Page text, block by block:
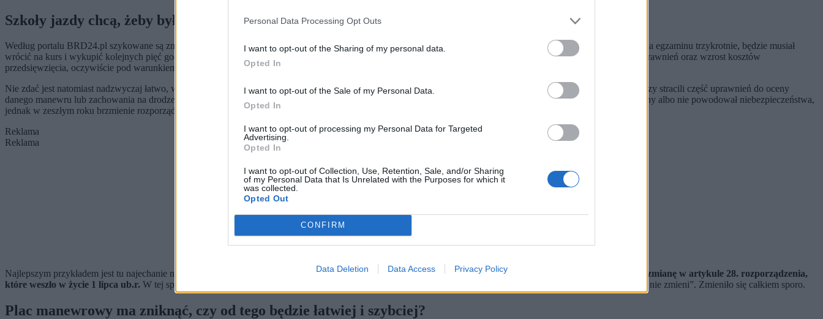
Personal Data Processing Opt Outs
I want to opt-out of the Sharing of my personal data.
Opted In
I want to opt-out of the Sale of my Personal Data.
Opted In
I want to opt-out of processing my Personal Data for Targeted
Advertising.
Opted In
I want to opt-out of Collection, Use, Retention, Sale, and/or Sharing
of my Personal Data that Is Unrelated with the Purposes for which it
was collected.
Opted Out
CONFIRM
Data Deletion Data Access Privacy Policy
Szkoły jazdy chcą, żeby było trudniej
Według portalu BRD24.pl szykowane są zmiany ze strony Ministerstwa Infrastruktury, niewątpliwie inspirowane naciskiem właścicieli szkół jazdy. Jeśli kursant nie zda egzaminu trzykrotnie, będzie musiał
wrócić na kurs i wykupić kolejnych pięć godzin jazdy – lub jakąś inną ich liczbę, w każdym razie skutkiem nowych przepisów będzie wydłużenie czasu uzyskania uprawnień oraz wzrost kosztów
przedsięwzięcia, oczywiście pod warunkiem, że ktoś nie zda.
Nie zdać jest natomiast nadzwyczaj łatwo, w przeciwieństwie do dostania się na egzamin. Po ostatnich zmianach w zasadach egzaminowania kierowców, egzaminatorzy stracili część uprawnień do oceny
danego manewru lub zachowania na drodze i w razie jego wykonania kursant oblewa „z mocy prawa”. Wcześniej egzaminator mógł uznać, że manewr był uzasadniony albo nie powodował niebezpieczeństwa,
jednak w zeszłym roku brzmienie rozporządzenia zmieniło się z „może przerwać egzamin” na „przerywa egzamin”.
Reklama
Reklama
Najlepszym przykładem jest tu najechanie na linię ciągłą – kiedyś był to błąd podlegający ocenie egzaminatora, a obecnie oznacza to niezaliczony egzamin.
Chodzi o zmianę w artykule 28. rozporządzenia,
które weszło w życie 1 lipca ub.r. W tej sprawie po medialnej awanturze wypowiadał się minister Dariusz Klimczak, który twierdził niezgodnie z prawdą, że „nic się nie zmieni”. Zmieniło się całkiem sporo.
Plac manewrowy ma zniknąć, czy od tego będzie łatwiej i szybciej?